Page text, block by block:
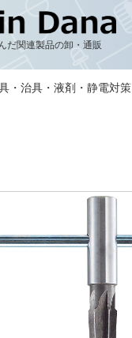
だ関連製品の卸・通販
・治具・液剤・静電対策